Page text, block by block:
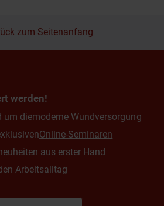
zum Seitenanfang
werden!
um diemoderne Wundversorgung
Online-Seminaren
aus erster Hand
Arbeitsalltag